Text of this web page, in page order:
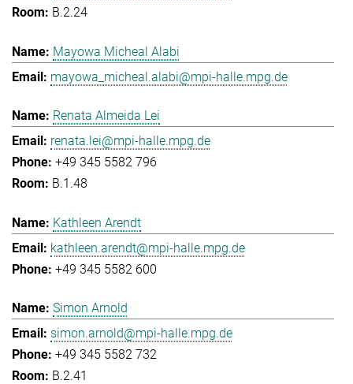
B.2.24
Mayowa Micheal Alabi
mayowa_micheal.alabi@mpi-halle.mpg.de
Renata Almeida Lei
renata.lei@mpi-halle.mpg.de
+49 345 5582 796
B.1.48
Kathleen Arendt
kathleen.arendt@mpi-halle.mpg.de
+49 345 5582 600
Simon Arnold
simon.arnold@mpi-halle.mpg.de
+49 345 5582 732
B.2.41